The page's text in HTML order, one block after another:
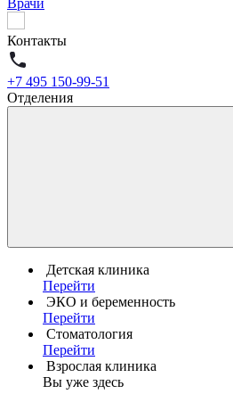
Врачи
Контакты
+7 495 150-99-51
Отделения
Детская клиника
Перейти
ЭКО и беременность
Перейти
Стоматология
Перейти
Взрослая клиника
Вы уже здесь